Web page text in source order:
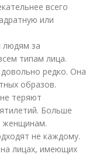
всего
или
людям за
типам лица.
редко. Она
образов.
теряют
Больше
женщинам.
не каждому.
лицах, имеющих